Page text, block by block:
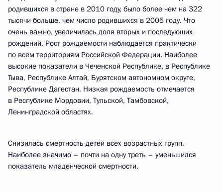
родившихся в стране в 2010 году, было более чем на 322
тысячи больше, чем число родившихся в 2005 году. Что
очень важно, увеличилась доля вторых и последующих
рождений. Рост рождаемости наблюдается практически
по всем территориям Российской Федерации. Наиболее
высокие показатели в Чеченской Республике, в Республике
Тыва, Республике Алтай, Бурятском автономном округе,
Республике Дагестан. Низкая рождаемость отмечается
в Республике Мордовии, Тульской, Тамбовской,
Ленинградской областях.
Снизилась смертность детей всех возрастных групп.
Наиболее значимо – почти на одну треть – уменьшился
показатель младенческой смертности.